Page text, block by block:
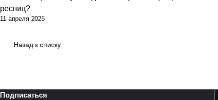
ресниц?
11 апреля 2025
Назад к списку
Подписаться